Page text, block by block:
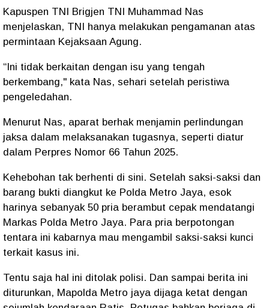
Kapuspen TNI Brigjen TNI Muhammad Nas
menjelaskan, TNI hanya melakukan pengamanan atas
permintaan Kejaksaan Agung.
“Ini tidak berkaitan dengan isu yang tengah
berkembang," kata Nas, sehari setelah peristiwa
pengeledahan.
Menurut Nas, aparat berhak menjamin perlindungan
jaksa dalam melaksanakan tugasnya, seperti diatur
dalam Perpres Nomor 66 Tahun 2025.
Kehebohan tak berhenti di sini. Setelah saksi-saksi dan
barang bukti diangkut ke Polda Metro Jaya, esok
harinya sebanyak 50 pria berambut cepak mendatangi
Markas Polda Metro Jaya. Para pria berpotongan
tentara ini kabarnya mau mengambil saksi-saksi kunci
terkait kasus ini.
Tentu saja hal ini ditolak polisi. Dan sampai berita ini
diturunkan, Mapolda Metro jaya dijaga ketat dengan